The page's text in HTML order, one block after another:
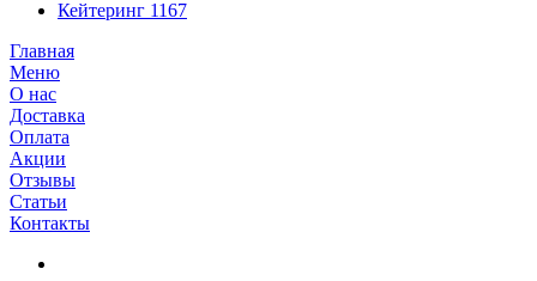
Кейтеринг 1167
Главная
Меню
О нас
Доставка
Оплата
Акции
Отзывы
Статьи
Контакты